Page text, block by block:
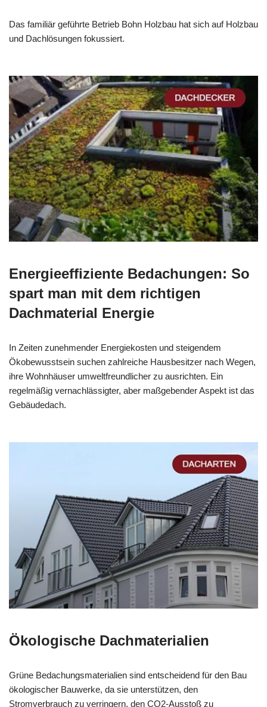
Das familiär geführte Betrieb Bohn Holzbau hat sich auf Holzbau
und Dachlösungen fokussiert.
Energieeffiziente Bedachungen: So
spart man mit dem richtigen
Dachmaterial Energie
In Zeiten zunehmender Energiekosten und steigendem
Ökobewusstsein suchen zahlreiche Hausbesitzer nach Wegen,
ihre Wohnhäuser umweltfreundlicher zu ausrichten. Ein
regelmäßig vernachlässigter, aber maßgebender Aspekt ist das
Gebäudedach.
Ökologische Dachmaterialien
Grüne Bedachungsmaterialien sind entscheidend für den Bau
ökologischer Bauwerke, da sie unterstützen, den
Stromverbrauch zu verringern, den CO2-Ausstoß zu